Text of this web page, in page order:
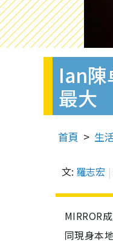
Ian陳
最大
首頁 生
文: 羅志宏
MIRROR
同現身本